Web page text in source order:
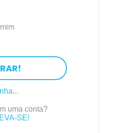
uma conta?
SE!